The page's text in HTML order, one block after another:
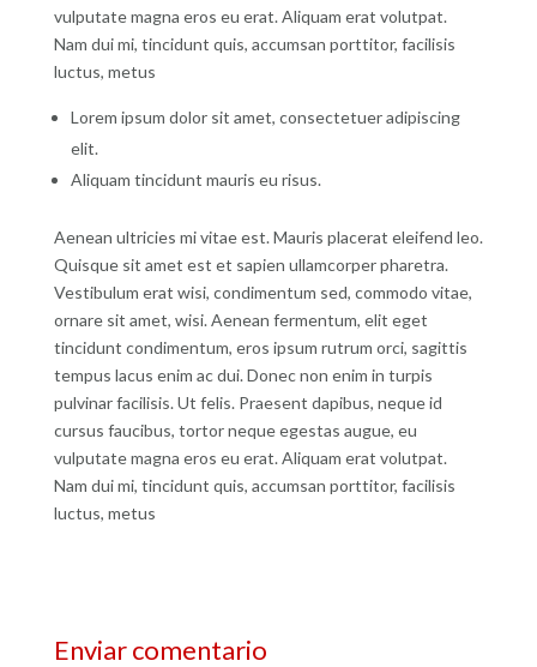
vulputate magna eros eu erat. Aliquam erat volutpat.
Nam dui mi, tincidunt quis, accumsan porttitor, facilisis
luctus, metus
Lorem ipsum dolor sit amet, consectetuer adipiscing
elit.
Aliquam tincidunt mauris eu risus.
Aenean ultricies mi vitae est. Mauris placerat eleifend leo.
Quisque sit amet est et sapien ullamcorper pharetra.
Vestibulum erat wisi, condimentum sed, commodo vitae,
ornare sit amet, wisi. Aenean fermentum, elit eget
tincidunt condimentum, eros ipsum rutrum orci, sagittis
tempus lacus enim ac dui. Donec non enim in turpis
pulvinar facilisis. Ut felis. Praesent dapibus, neque id
cursus faucibus, tortor neque egestas augue, eu
vulputate magna eros eu erat. Aliquam erat volutpat.
Nam dui mi, tincidunt quis, accumsan porttitor, facilisis
luctus, metus
Enviar comentario